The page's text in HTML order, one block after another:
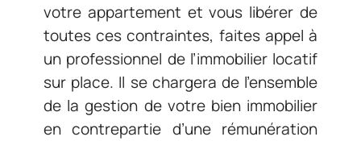
votre appartement et vous libérer de
toutes ces contraintes, faites appel à
un professionnel de l’immobilier locatif
sur place. Il se chargera de l’ensemble
de la gestion de votre bien immobilier
en contrepartie d’une rémunération